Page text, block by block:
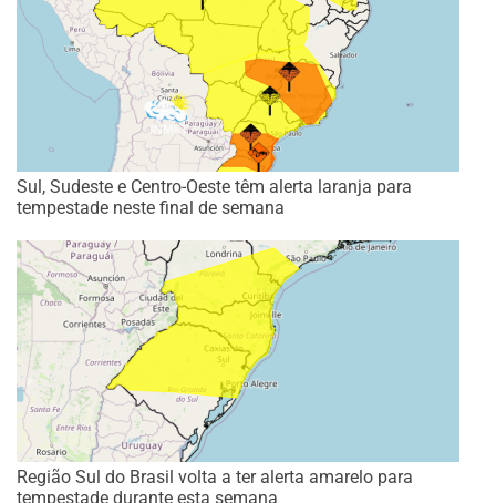
Sul, Sudeste e Centro-Oeste têm alerta laranja para
tempestade neste final de semana
Região Sul do Brasil volta a ter alerta amarelo para
tempestade durante esta semana